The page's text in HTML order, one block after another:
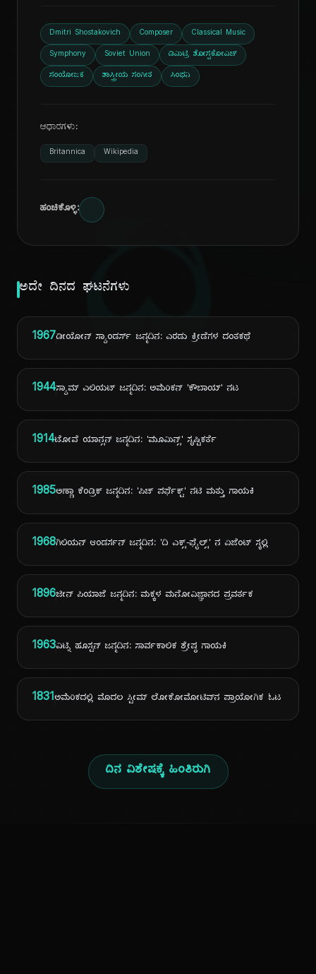
ದಿ
Dmitri Shostakovich Composer Classical Music
Symphony Soviet Union ಡಿಮಿಟ್ರಿ ಶೋಸ್ಟಕೋವಿಚ್
ಸಂಯೋಜಕ ಶಾಸ್ತ್ರೀಯ ಸಂಗೀತ ಸಿಂಫನಿ
ಆಧಾರಗಳು:
Britannica Wikipedia
ಹಂಚಿಕೊಳ್ಳಿ:
ಅದೇ ದಿನದ ಘಟನೆಗಳು
1967ಡೀಯೋನ್ ಸ್ಯಾಂಡರ್ಸ್ ಜನ್ಮದಿನ: ಎರಡು ಕ್ರೀಡೆಗಳ ದಂತಕಥೆ
1944ಸ್ಯಾಮ್ ಎಲಿಯಟ್ ಜನ್ಮದಿನ: ಅಮೆರಿಕನ್ 'ಕೌಬಾಯ್' ನಟ
1914ಟೋವೆ ಯಾನ್ಸನ್ ಜನ್ಮದಿನ: 'ಮೂಮಿನ್ಸ್' ಸೃಷ್ಟಿಕರ್ತೆ
1985ಅಣ್ಣಾ ಕೆಂಡ್ರಿಕ್ ಜನ್ಮದಿನ: 'ಪಿಚ್ ಪರ್ಫೆಕ್ಟ್' ನಟಿ ಮತ್ತು ಗಾಯಕಿ
1968ಗಿಲಿಯನ್ ಆಂಡರ್ಸನ್ ಜನ್ಮದಿನ: 'ದಿ ಎಕ್ಸ್-ಫೈಲ್ಸ್' ನ ಏಜೆಂಟ್ ಸ್ಕಲ್ಲಿ
1896ಜೀನ್ ಪಿಯಾಜೆ ಜನ್ಮದಿನ: ಮಕ್ಕಳ ಮನೋವಿಜ್ಞಾನದ ಪ್ರವರ್ತಕ
1963ವಿಟ್ನಿ ಹೂಸ್ಟನ್ ಜನ್ಮದಿನ: ಸಾರ್ವಕಾಲಿಕ ಶ್ರೇಷ್ಠ ಗಾಯಕಿ
1831ಅಮೆರಿಕದಲ್ಲಿ ಮೊದಲ ಸ್ಟೀಮ್ ಲೋಕೋಮೋಟಿವ್‌ನ ಪ್ರಾಯೋಗಿಕ ಓಟ
ದಿನ ವಿಶೇಷಕ್ಕೆ ಹಿಂತಿರುಗಿ